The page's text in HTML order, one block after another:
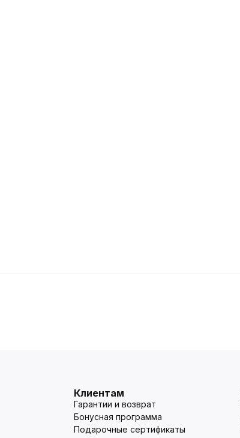
Клиентам
Гарантии и возврат
Бонусная программа
Подарочные сертификаты